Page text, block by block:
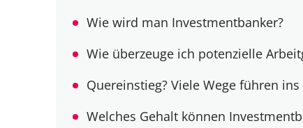
Wie wird man Investmentbanker?
Wie überzeuge ich potenzielle
Quereinstieg? Viele Wege führen
Welches Gehalt können